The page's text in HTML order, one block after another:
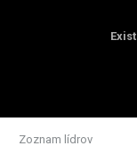
Zoznam lídrov